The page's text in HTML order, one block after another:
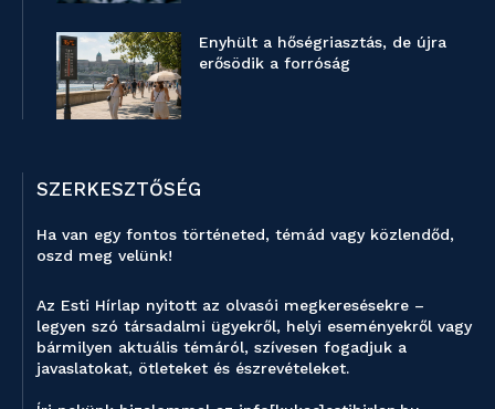
Enyhült a hőségriasztás, de újra
erősödik a forróság
SZERKESZTŐSÉG
Ha van egy fontos történeted, témád vagy közlendőd,
oszd meg velünk!
Az Esti Hírlap nyitott az olvasói megkeresésekre –
legyen szó társadalmi ügyekről, helyi eseményekről vagy
bármilyen aktuális témáról, szívesen fogadjuk a
javaslatokat, ötleteket és észrevételeket.